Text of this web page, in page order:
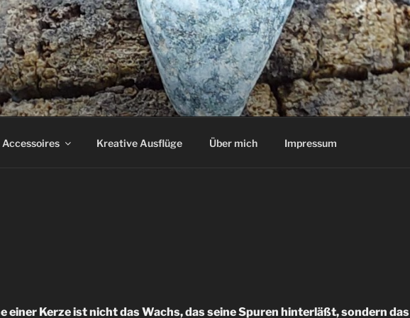
Accessoires Kreative Ausflüge Über mich Impressum
einer Kerze ist nicht das Wachs, das seine Spuren hinterläßt, sondern das